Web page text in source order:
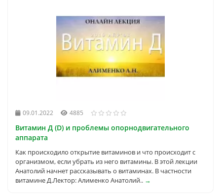
09.01.2022 4885
Витамин Д (D) и проблемы опорнодвигательного
аппарата
Как происходило открытие витаминов и что происходит с
организмом, если убрать из него витамины. В этой лекции
Анатолий начнет рассказывать о витаминах. В частности
витамине Д.Лектор: Алименко Анатолий.. →